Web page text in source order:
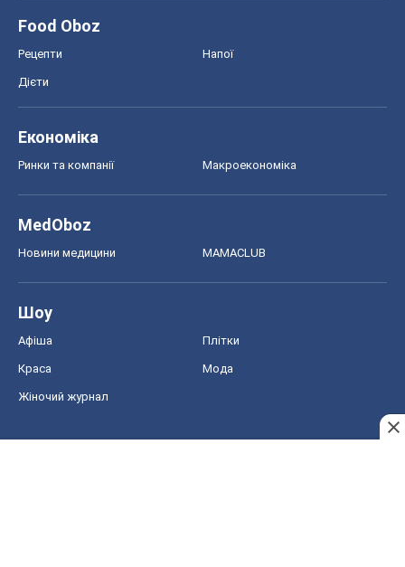
Food Oboz
Рецепти Напої
Дієти
Економіка
Ринки та компанії Макроекономіка
MedOboz
Новини медицини MAMACLUB
Шоу
Афіша Плітки
Краса Мода
Жіночий журнал